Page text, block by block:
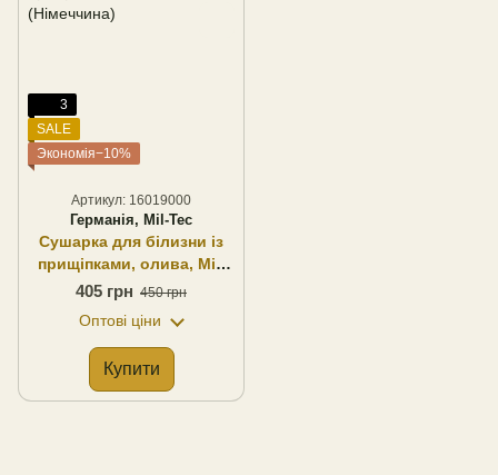
3
SALE
Экономія−10%
Артикул: 16019000
Германія, Mil-Tec
Сушарка для білизни із
прищіпками, олива, Mil-
Tec (Німеччина)
405 грн 450 грн
Оптові ціни
Купити